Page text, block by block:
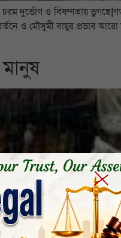
চরম দুর্ভোগ ও বিষণ্ণতায়
ও মৌসুমী বায়ুর প্রভাব